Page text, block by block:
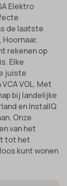
Elektro
de laatste
rekenen op
Elke
juiste
VOL. Met
bij landelijke
en InstallQ
Onze
van het
tot het
kunt wonen